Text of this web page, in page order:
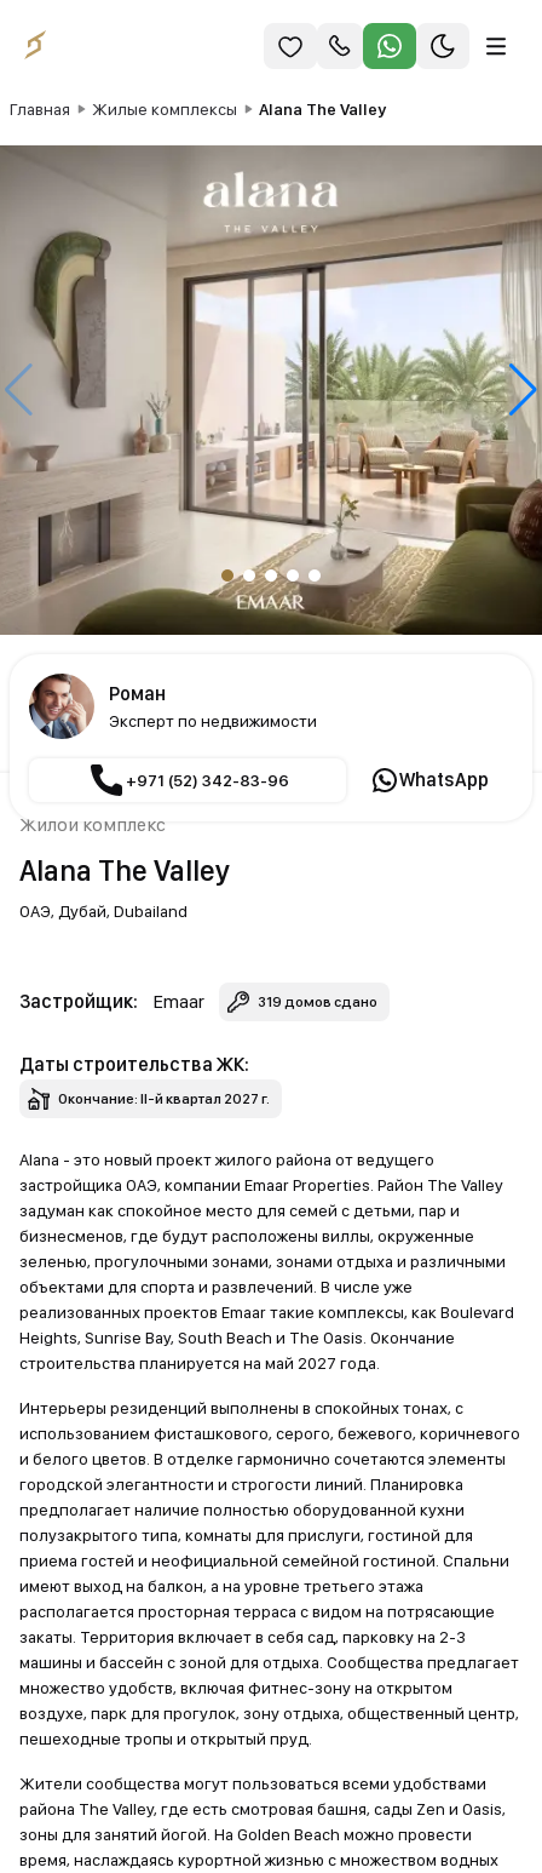
Главная Жилые комплексы Alana The Valley
Жилой комплекс
Alana The Valley
ОАЭ, Дубай, Dubailand
Застройщик: Emaar 319 домов сдано
Даты строительства ЖК:
Окончание: II-й квартал 2027 г.
Alana - это новый проект жилого района от ведущего
застройщика ОАЭ, компании Emaar Properties. Район The Valley
задуман как спокойное место для семей с детьми, пар и
бизнесменов, где будут расположены виллы, окруженные
зеленью, прогулочными зонами, зонами отдыха и различными
объектами для спорта и развлечений. В числе уже
реализованных проектов Emaar такие комплексы, как Boulevard
Heights, Sunrise Bay, South Beach и The Oasis. Окончание
строительства планируется на май 2027 года.
Интерьеры резиденций выполнены в спокойных тонах, с
использованием фисташкового, серого, бежевого, коричневого
и белого цветов. В отделке гармонично сочетаются элементы
городской элегантности и строгости линий. Планировка
предполагает наличие полностью оборудованной кухни
полузакрытого типа, комнаты для прислуги, гостиной для
приема гостей и неофициальной семейной гостиной. Спальни
имеют выход на балкон, а на уровне третьего этажа
располагается просторная терраса с видом на потрясающие
закаты. Территория включает в себя сад, парковку на 2-3
машины и бассейн с зоной для отдыха. Сообщества предлагает
множество удобств, включая фитнес-зону на открытом
воздухе, парк для прогулок, зону отдыха, общественный центр,
пешеходные тропы и открытый пруд.
Жители сообщества могут пользоваться всеми удобствами
района The Valley, где есть смотровая башня, сады Zen и Oasis,
зоны для занятий йогой. На Golden Beach можно провести
время, наслаждаясь курортной жизнью с множеством водных
Роман
Эксперт по недвижимости
+971 (52) 342-83-96 WhatsApp